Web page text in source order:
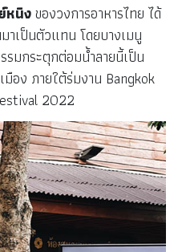
หนิงของวงการอาหารไทย ได้
าเป็นตัวแทน โดยบางเมนู
รมกระตุกต่อมน้ำลายนี้เป็น
อง ภายใต้ร่มงาน Bangkok
2022